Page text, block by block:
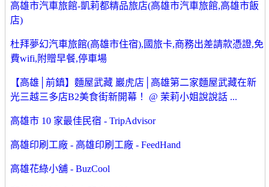
高雄市汽車旅館-凱莉都精品旅店(高雄市汽車旅館,高雄市飯
店)
杜拜夢幻汽車旅館(高雄市住宿),國旅卡,商務出差請款憑證,免
費wifi,附贈早餐,停車場
【高雄│前鎮】麵屋武藏 巖虎店│高雄第二家麵屋武藏在新
光三越三多店B2美食街新開幕！ @ 茉莉小姐說說話 ...
高雄市 10 家最佳民宿 - TripAdvisor
高雄印刷工廠 - 高雄印刷工廠 - FeedHand
高雄花綠小舖 - BuzCool